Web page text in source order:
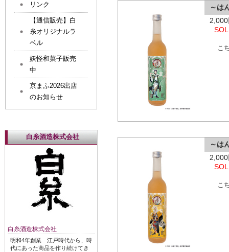
～は
こ
～は
こ
リンク
【通信販売】白
糸オリジナルラ
ベル
妖怪和菓子販売
中
京まふ2026出店
のお知らせ
白糸酒造株式会社
白糸酒造株式会社
明和4年創業 江戸時代から、時
代にあった商品を作り続けてき